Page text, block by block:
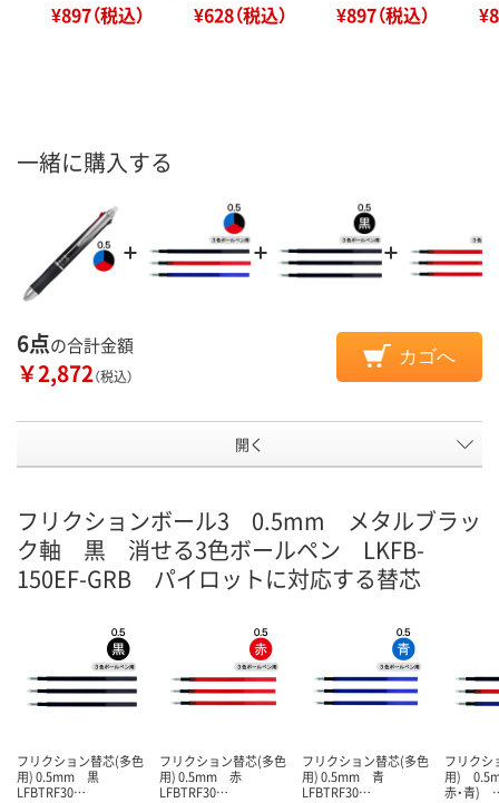
¥897（税込） ¥628（税込） ¥897（税込）
一緒に購入する
6点の合計金額
￥2,872（税込）
カゴへ
開く
フリクションボール3 0.5mm メタルブラッ
ク軸 黒 消せる3色ボールペン LKFB-
150EF-GRB パイロットに対応する替芯
フリクション替芯(多色
用) 0.5mm 黒
LFBTRF30…
フリクション替芯(多色
用) 0.5mm 赤
LFBTRF30…
フリクション替芯(多色
用) 0.5mm 青
LFBTRF30…
フリクシ
用)
赤・青)